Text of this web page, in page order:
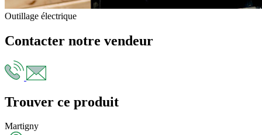
Outillage électrique
Contacter notre vendeur
Trouver ce produit
Martigny